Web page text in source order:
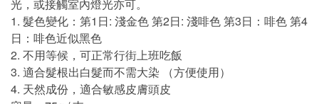
光，或接觸室內燈光亦可。
1. 髮色變化：第1日: 淺金色 第2日: 淺啡色 第3日：啡色 第4
日：啡色近似黑色
2. 不用等候，可正常行街上班吃飯
3. 適合髮根出白髮而不需大染 （方便使用）
4. 天然成份，適合敏感皮膚頭皮